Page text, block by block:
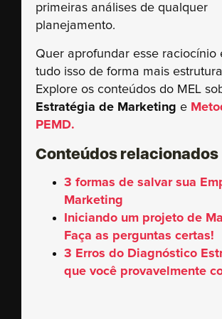
primeiras análises de qualquer
planejamento.
Quer aprofundar esse raciocínio
tudo isso de forma mais
Explore os conteúdos do MEL
Estratégia de Marketing e
PEMD.
Conteúdos relacionados
3 formas de salvar sua
Marketing
Iniciando um projeto de
Faça as perguntas certas!
3 Erros do Diagnóstico
que você provavelmente